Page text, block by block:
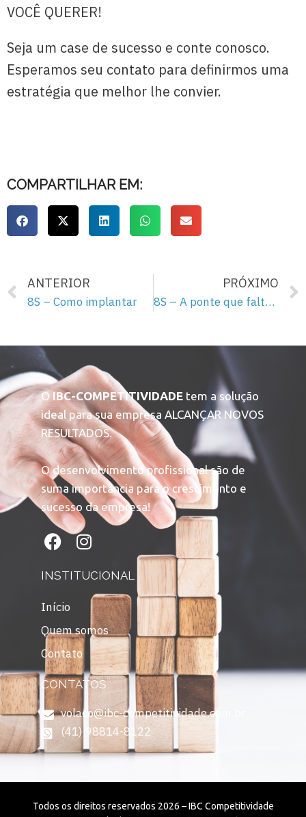
VOCÊ QUERER!
Seja um case de sucesso e conte conosco.
Esperamos seu contato para definirmos uma
estratégia que melhor lhe convier.
COMPARTILHAR EM:
ANTERIOR
8S – Como implantar
PRÓXIMO
8S – A ponte que faltava
O IBC-COMPETITIVIDADE tem a solução
ideal para sua empresa ALCANÇAR NOVOS
RESULTADOS.
O desenvolvimento profissional são de
suma importância para o crescimento e
sucesso da empresa!
INSTITUCIONAL
Início
Quem somos
Contato
CONTATOS
volaco@ibc-competitividade.com.br
(41) 98814-8122
Todos os direitos reservados 2026 – IBC Competitividade